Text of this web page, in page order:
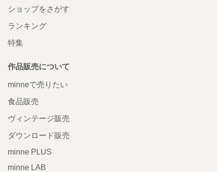
ショップをさがす
ランキング
特集
作品販売について
minneで売りたい
食品販売
ヴィンテージ販売
ダウンロード販売
minne PLUS
minne LAB